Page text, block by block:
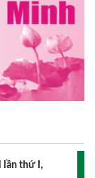
mới
nhiệm kỳ
thứ I,